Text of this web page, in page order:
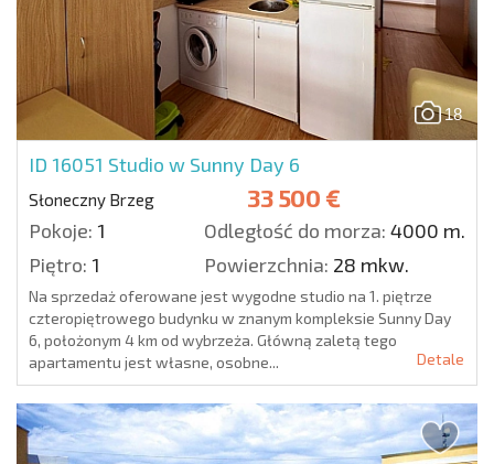
18
ID 16051 Studio w Sunny Day 6
Słoneczny Brzeg 33 500 €
Pokoje: 1 Odległość do morza: 4000 m.
Piętro: 1 Powierzchnia: 28 mkw.
Na sprzedaż oferowane jest wygodne studio na 1. piętrze
czteropiętrowego budynku w znanym kompleksie Sunny Day
6, położonym 4 km od wybrzeża. Główną zaletą tego
apartamentu jest własne, osobne...
Detale